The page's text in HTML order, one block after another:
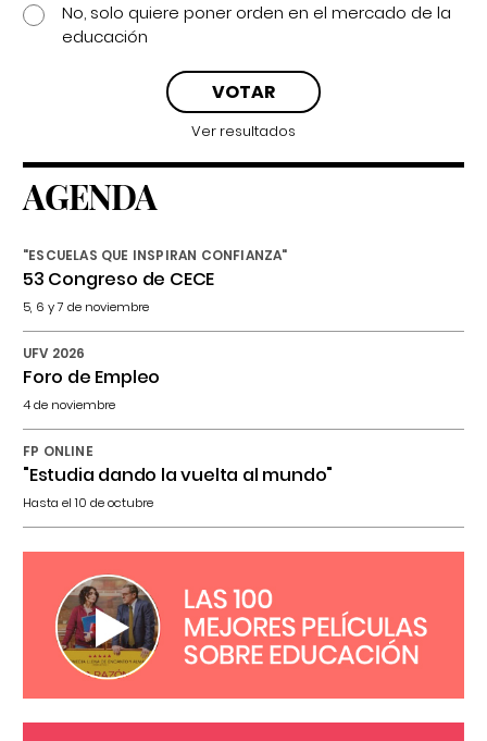
No, solo quiere poner orden en el mercado de la
educación
Ver resultados
AGENDA
"ESCUELAS QUE INSPIRAN CONFIANZA"
53 Congreso de CECE
5, 6 y 7 de noviembre
UFV 2026
Foro de Empleo
4 de noviembre
FP ONLINE
"Estudia dando la vuelta al mundo"
Hasta el 10 de octubre